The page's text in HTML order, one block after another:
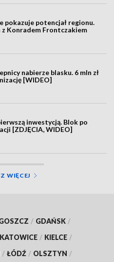
pokazuje potencjał regionu.
z Konradem Frontczakiem
nabierze blasku. 6 mln zł
[WIDEO]
inwestycją. Blok po
[ZDJĘCIA, WIDEO]
WIĘCEJ
/ GDAŃSK /
KATOWICE / KIELCE /
/ ŁÓDŹ / OLSZTYN /